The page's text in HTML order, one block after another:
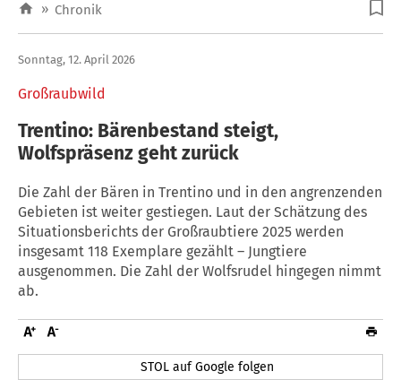
» Chronik
Großraubwild
Sonntag, 12. April 2026
Trentino: Bärenbestand steigt,
Wolfspräsenz geht zurück
Die Zahl der Bären in Trentino und in den angrenzenden
Gebieten ist weiter gestiegen. Laut der Schätzung des
Situationsberichts der Großraubtiere 2025 werden
insgesamt 118 Exemplare gezählt – Jungtiere
ausgenommen. Die Zahl der Wolfsrudel hingegen nimmt
ab.
STOL auf Google folgen